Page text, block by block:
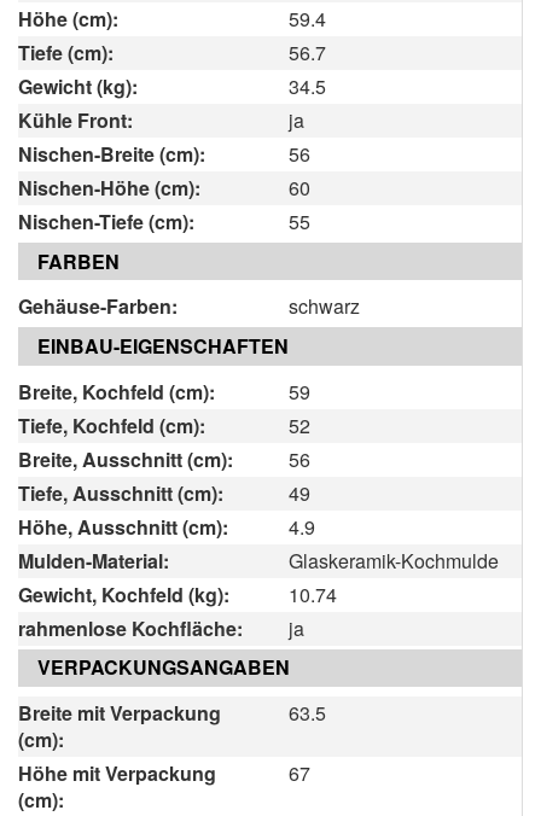
Höhe (cm):
59.4
Tiefe (cm):
56.7
Gewicht (kg):
34.5
Kühle Front:
ja
Nischen-Breite (cm):
56
Nischen-Höhe (cm):
60
Nischen-Tiefe (cm):
55
FARBEN
Gehäuse-Farben:
schwarz
EINBAU-EIGENSCHAFTEN
Breite, Kochfeld (cm):
59
Tiefe, Kochfeld (cm):
52
Breite, Ausschnitt (cm):
56
Tiefe, Ausschnitt (cm):
49
Höhe, Ausschnitt (cm):
4.9
Mulden-Material:
Glaskeramik-Kochmulde
Gewicht, Kochfeld (kg):
10.74
rahmenlose Kochfläche:
ja
VERPACKUNGSANGABEN
Breite mit Verpackung
(cm):
63.5
Höhe mit Verpackung
(cm):
67